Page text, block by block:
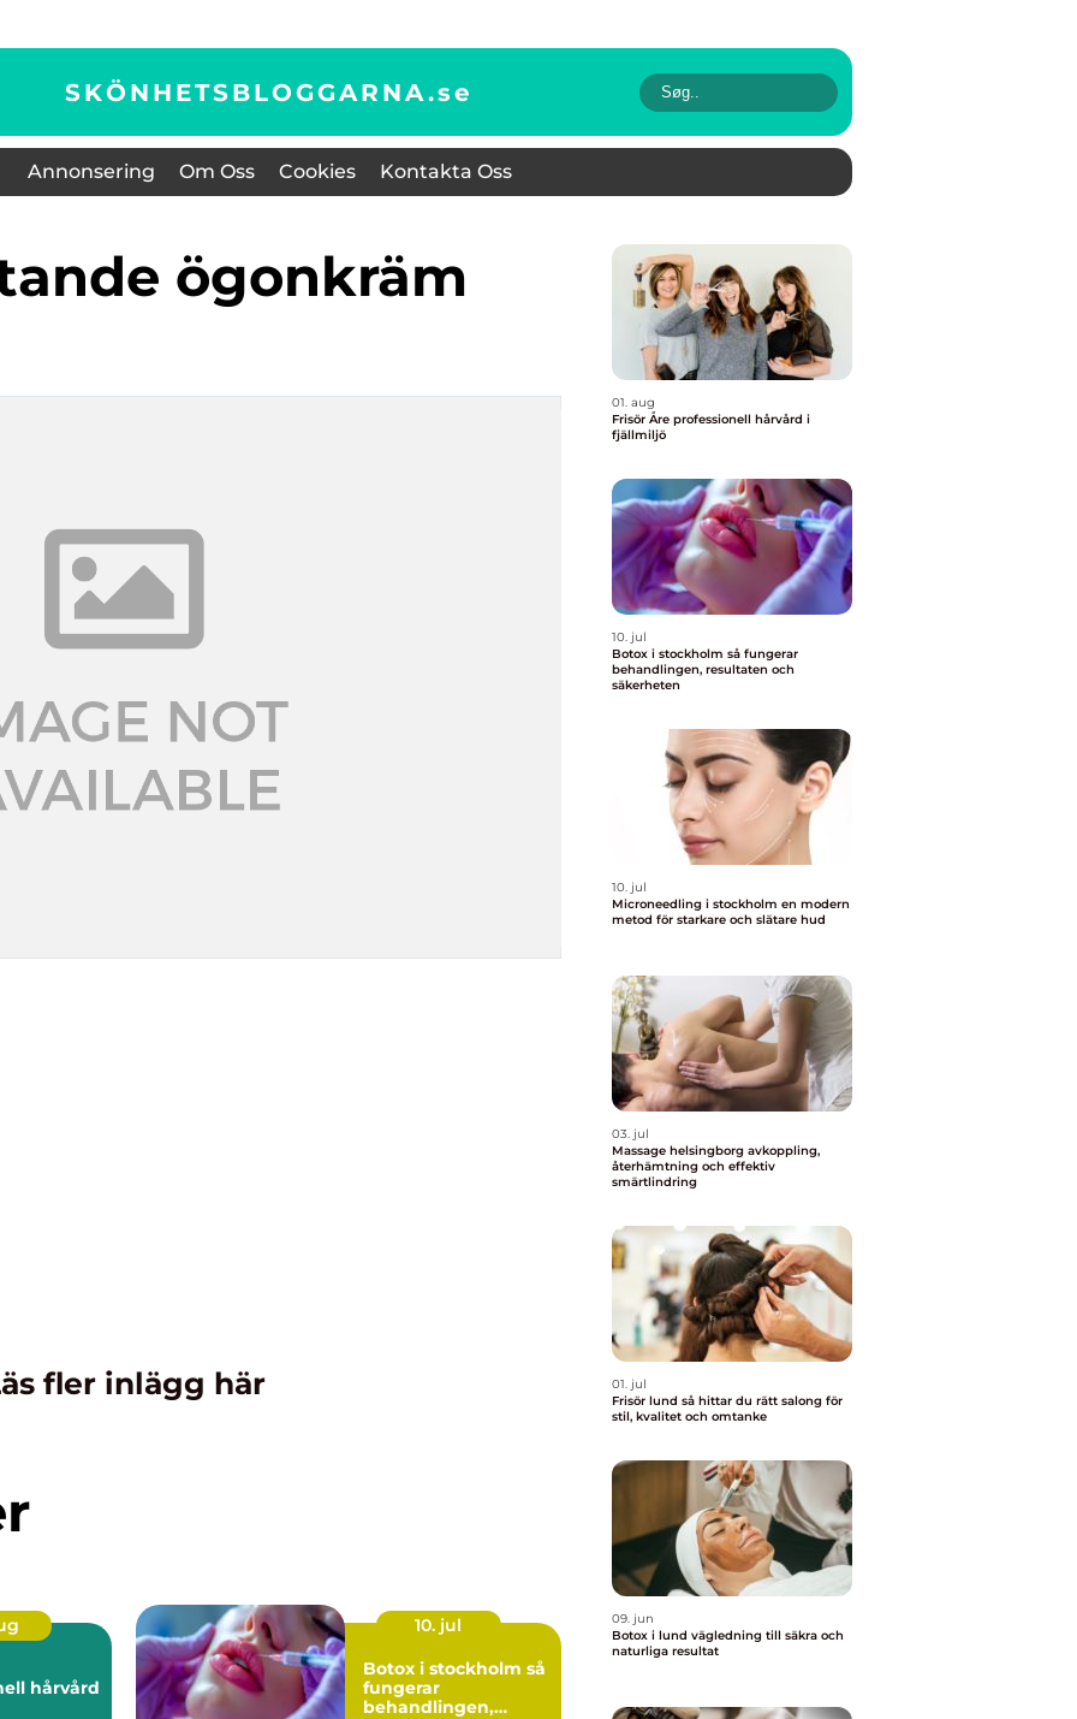
SKÖNHETSBLOGGARNA.se
Annonsering Om Oss Cookies Kontakta Oss
ögonkräm
fler inlägg här
hårvård
10. jul
Botox i stockholm så
fungerar
behandlingen,
01. aug
Frisör Åre professionell hårvård i
fjällmiljö
10. jul
Botox i stockholm så fungerar
behandlingen, resultaten och
säkerheten
10. jul
Microneedling i stockholm en modern
metod för starkare och slätare hud
03. jul
Massage helsingborg avkoppling,
återhämtning och effektiv
smärtlindring
01. jul
Frisör lund så hittar du rätt salong för
stil, kvalitet och omtanke
09. jun
Botox i lund vägledning till säkra och
naturliga resultat